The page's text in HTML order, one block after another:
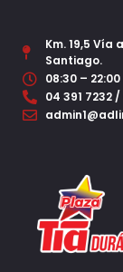
Km. 19,5
Santiago.
08:30 –
04 391 7232